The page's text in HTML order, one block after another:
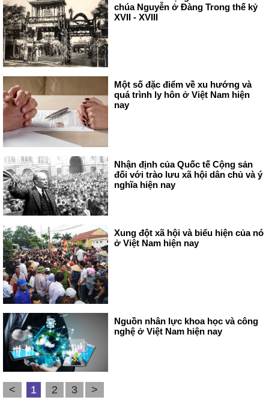
chúa Nguyễn ở Đàng Trong thế kỷ
XVII - XVIII
Một số đặc điểm về xu hướng và
quá trình ly hôn ở Việt Nam hiện
nay
Nhận định của Quốc tế Cộng sản
đối với trào lưu xã hội dân chủ và ý
nghĩa hiện nay
Xung đột xã hội và biểu hiện của nó
ở Việt Nam hiện nay
Nguồn nhân lực khoa học và công
nghệ ở Việt Nam hiện nay
< 1 2 3 >